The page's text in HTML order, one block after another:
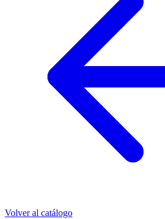
Volver al catálogo